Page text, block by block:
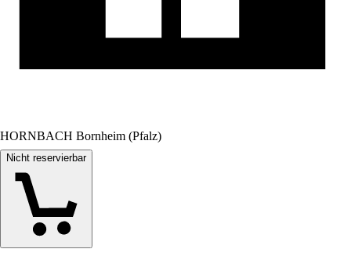
HORNBACH Bornheim (Pfalz)
Nicht reservierbar